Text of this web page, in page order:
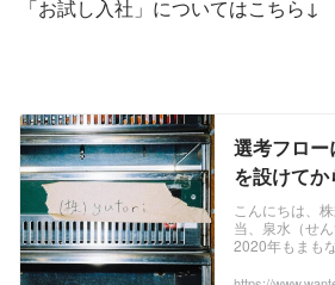
「お試し入社」についてはこちら↓
選考フロー
を設けて
職率0%の
| 株式会社
こんにちは、
当、泉水（せ
2020年もまも